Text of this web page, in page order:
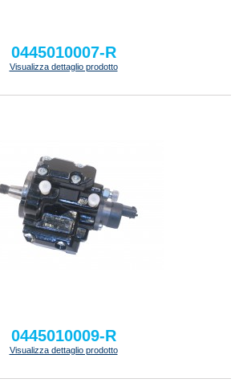
0445010007-R
Visualizza dettaglio prodotto
0445010009-R
Visualizza dettaglio prodotto